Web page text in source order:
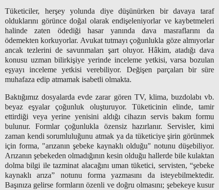
Tüketiciler, herşey yolunda diye düşünürken bir davaya taraf
olduklarını görünce doğal olarak endişeleniyorlar ve kaybetmeleri
halinde zaten ödediği hasar yanında dava masraflarını da
ödemekten korkuyorlar. Avukat tutmayı çoğunlukla göze almıyorlar
ancak tezlerini de savunmaları şart oluyor. Hâkim, atadığı dava
konusu uzman bilirkişiye yerinde inceleme yetkisi, varsa bozulan
eşyayı inceleme yetkisi verebiliyor. Değişen parçaları bir süre
muhafaza edip atmamak isabetli olmakta.
Baktığımız dosyalarda evde zarar gören TV, klima, buzdolabı vb.
beyaz eşyalar çoğunluk oluşturuyor. Tüketicinin elinde, tamir
ettirdiği veya yerine yenisini aldığı cihazın servis bakım formu
bulunur. Formlar çoğunlukla özensiz hazırlanır. Servisler, kimi
zaman kendi sorumluluğunu atmak ya da tüketiciye şirin görünmek
için forma, "arızanın şebeke kaynaklı olduğu" notunu düşebiliyor.
Arızanın şebekeden olmadığının kesin olduğu hallerde bile kulaktan
dolma bilgi ile tazminat alacağını uman tüketici, servisten, “şebeke
kaynaklı arıza” notunu forma yazmasını da isteyebilmektedir.
Başınıza gelirse formların özenli ve doğru olmasını; şebekeye kusur